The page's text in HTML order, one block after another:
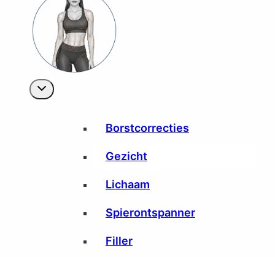
Borstcorrecties
Gezicht
Lichaam
Spierontspanner
Filler